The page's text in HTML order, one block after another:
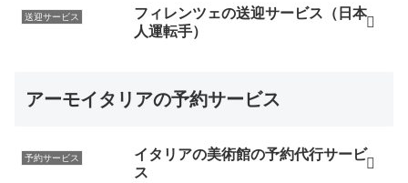
送迎サービス
フィレンツェの送迎サービス（日本
人運転手）
アーモイタリアの予約サービス
予約サービス
イタリアの美術館の予約代行サービ
ス